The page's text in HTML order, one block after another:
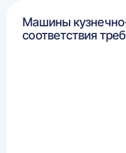
Машины
соответствия